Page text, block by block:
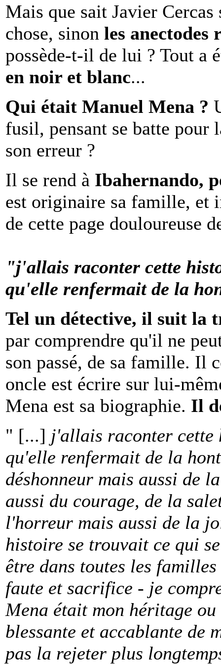
Mais que sait Javier Cercas
chose, sinon les anectodes
possède-t-il de lui ? Tout a
en noir et blanc...
Qui était Manuel Mena ?
fusil, pensant se batte pour
son erreur ?
Il se rend à Ibahernando,
est originaire sa famille, et
de cette page douloureuse
"j'allais raconter cette
qu'elle renfermait de la
Tel un détective, il suit la
par comprendre qu'il ne
son passé, de sa famille. Il
oncle est écrire sur lui-
Mena est sa biographie. Il
" [...] j'allais raconter cette
qu'elle renfermait de la
déshonneur mais aussi de
aussi du courage, de la
l'horreur mais aussi de la
histoire se trouvait ce qui
être dans toutes les
faute et sacrifice - je
Mena était mon héritage
blessante et accablante de
pas la rejeter plus